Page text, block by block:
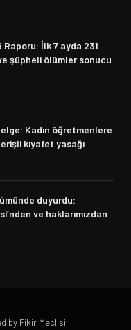
Raporu: İlk 7 ayda 231
şüpheli ölümler sonucu
Kadın öğretmenlere
kıyafet yasağı
duyurdu:
ve haklarımızdan
by Fikir Meclisi.